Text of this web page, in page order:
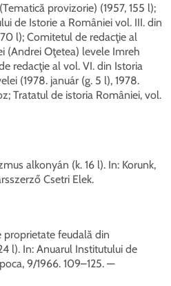
provizorie) (1957, 155 l);
de Istorie a României vol. III. din
l); Comitetul de redacţie al
(Andrei Oţetea) levele Imreh
redacţie al vol. VI. din Istoria
(1978. január (g. 5 l), 1978.
Tratatul de istoria României, vol.
alkonyán (k. 16 l). In: Korunk,
Csetri Elek.
proprietate feudală din
l). In: Anuarul Institutului de
9/1966. 109–125. —